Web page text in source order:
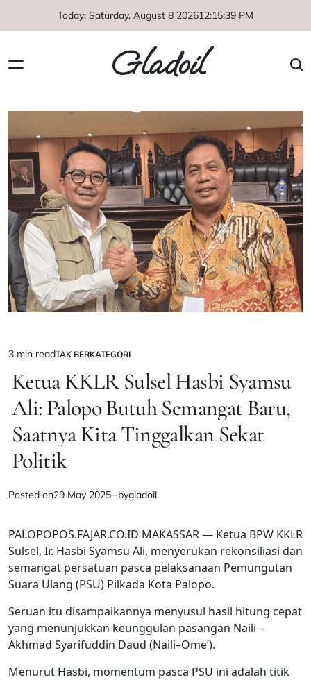
Today: Saturday, August 8 202612:15:40 PM
Gladoil
Estimated
read
time
3 min readPOSTED
TAK BERKATEGORI
Ketua KKLR Sulsel Hasbi Syamsu
Ali: Palopo Butuh Semangat Baru,
Saatnya Kita Tinggalkan Sekat
Politik
Posted on29 May 2025 bygladoil
PALOPOPOS.FAJAR.CO.ID MAKASSAR — Ketua BPW KKLR
Sulsel, Ir. Hasbi Syamsu Ali, menyerukan rekonsiliasi dan
semangat persatuan pasca pelaksanaan Pemungutan
Suara Ulang (PSU) Pilkada Kota Palopo.
Seruan itu disampaikannya menyusul hasil hitung cepat
yang menunjukkan keunggulan pasangan Naili –
Akhmad Syarifuddin Daud (Naili–Ome’).
Menurut Hasbi, momentum pasca PSU ini adalah titik